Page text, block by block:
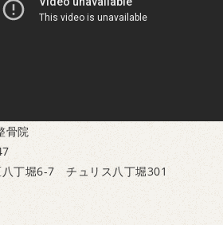
骨院
丁堀6-7 チュリス八丁堀301